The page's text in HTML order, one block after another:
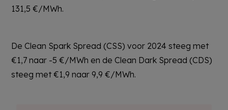
131,5 €/MWh.
De Clean Spark Spread (CSS) voor 2024 steeg met
€1,7 naar -5 €/MWh en de Clean Dark Spread (CDS)
steeg met €1,9 naar 9,9 €/MWh.